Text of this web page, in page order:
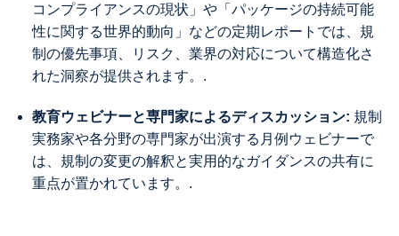
コンプライアンスの現状」や「パッケージの持続可能
性に関する世界的動向」などの定期レポートでは、規
制の優先事項、リスク、業界の対応について構造化さ
れた洞察が提供されます。.
教育ウェビナーと専門家によるディスカッション: 規制
実務家や各分野の専門家が出演する月例ウェビナーで
は、規制の変更の解釈と実用的なガイダンスの共有に
重点が置かれています。.